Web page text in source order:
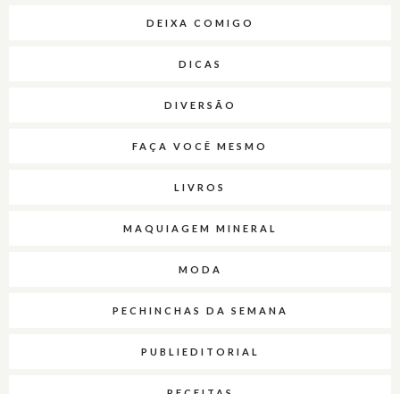
DEIXA COMIGO
DICAS
DIVERSÃO
FAÇA VOCÊ MESMO
LIVROS
MAQUIAGEM MINERAL
MODA
PECHINCHAS DA SEMANA
PUBLIEDITORIAL